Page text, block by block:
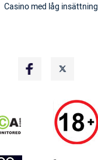
Casino med låg insättning